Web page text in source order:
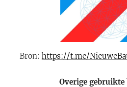
Bron: https://t.me/
Overige